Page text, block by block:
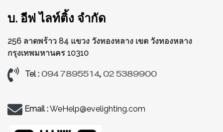
บ. อีฟ ไลท์ติ้ง จำกัด
256 ลาดพร้าว 84 แขวง วังทองหลาง เขต วังทองหลาง
กรุงเทพมหานคร 10310
Tel : 094 7895514,02 5389900
Email :WeHelp@evelighting.com